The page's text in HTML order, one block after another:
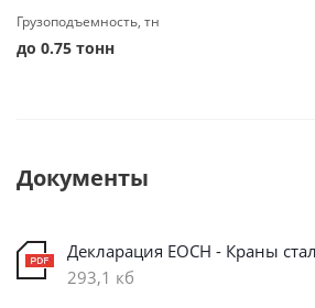
Грузоподъемность, тн
до 0.75 тонн
Документы
Декларация ЕОСН - Краны
293,1 кб